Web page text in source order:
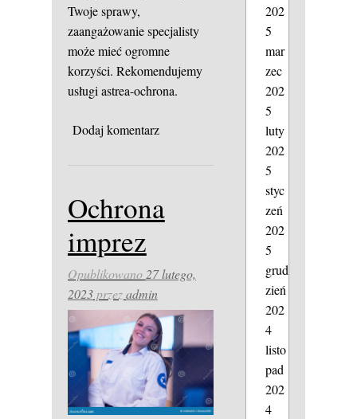
Twoje sprawy,
zaangażowanie specjalisty
może mieć ogromne
korzyści. Rekomendujemy
usługi astrea-ochrona.
Dodaj komentarz
Ochrona
imprez
Opublikowano 27 lutego,
2023przezadmin
202
5
mar
zec
202
5
luty
202
5
styc
zeń
202
5
grud
zień
202
4
listo
pad
202
4